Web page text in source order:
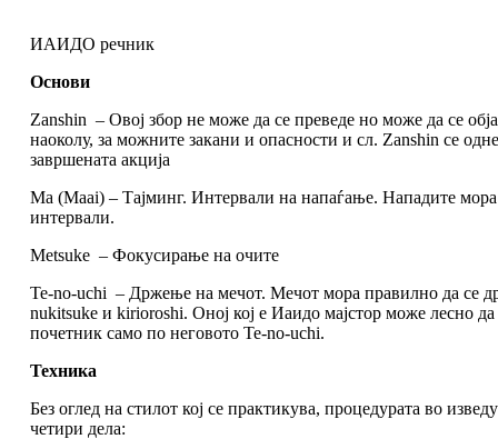
ИАИДО речник
Основи
Zanshin – Овој збор не може да се преведе но може да се
наоколу, за можните закани и опасности и сл. Zanshin се
завршената акција
Ma (Maai) – Тајминг. Интервали на напаѓање. Нападите
интервали.
Metsuke – Фокусирање на очите
Te-no-uchi – Држење на мечот. Мечот мора правилно да се
nukitsuke и kirioroshi. Оној кој е Иаидо мајстор може лесно
почетник само по неговото Te-no-uchi.
Техника
Без оглед на стилот кој се практикува, процедурата во
четири дела: